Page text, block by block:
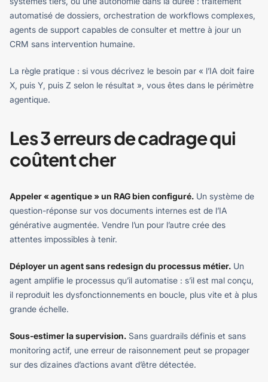
automatisé de dossiers, orchestration de workflows complexes,
agents de support capables de consulter et mettre à jour un
CRM sans intervention humaine.
La règle pratique : si vous décrivez le besoin par « l’IA doit faire
X, puis Y, puis Z selon le résultat », vous êtes dans le périmètre
agentique.
Les 3 erreurs de cadrage qui
coûtent cher
Appeler « agentique » un RAG bien configuré. Un système de
question-réponse sur vos documents internes est de l’IA
générative augmentée. Vendre l’un pour l’autre crée des
attentes impossibles à tenir.
Déployer un agent sans redesign du processus métier. Un
agent amplifie le processus qu’il automatise : s’il est mal conçu,
il reproduit les dysfonctionnements en boucle, plus vite et à plus
grande échelle.
Sous-estimer la supervision. Sans guardrails définis et sans
monitoring actif, une erreur de raisonnement peut se propager
sur des dizaines d’actions avant d’être détectée.